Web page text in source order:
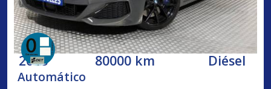
2018 80000 km Diésel
Automático